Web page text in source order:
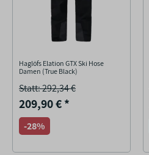
Haglöfs Elation GTX Ski Hose
Damen (True Black)
Statt: 292,34 €
209,90 €*
-28%